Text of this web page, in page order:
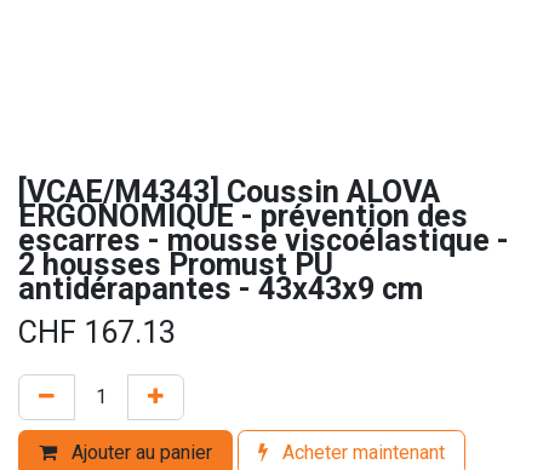
[VCAE/M4343] Coussin ALOVA
ERGONOMIQUE - prévention des
escarres - mousse viscoélastique -
2 housses Promust PU
antidérapantes - 43x43x9 cm
CHF 167.13
Ajouter au panier Acheter maintenant